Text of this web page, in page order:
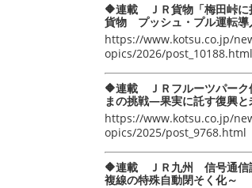
🔶連載 ＪＲ貨物「梅田峠に
貨物 プッシュ・プル運転導
https://www.kotsu.co.jp/
opics/2026/post_10188.html
🔶連載 ＪＲフルーツパーク
まの挑戦―果実に託す復興
https://www.kotsu.co.jp/
opics/2025/post_9768.html
🔶連載 ＪＲ九州 信号通信
複線の特殊自動閉そく化～